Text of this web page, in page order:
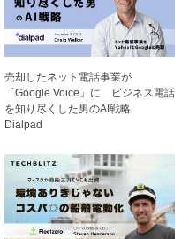
売却したネット電話事業が
「Google Voice」に ビジネス電話
を知り尽くした男のAI戦略
Dialpad